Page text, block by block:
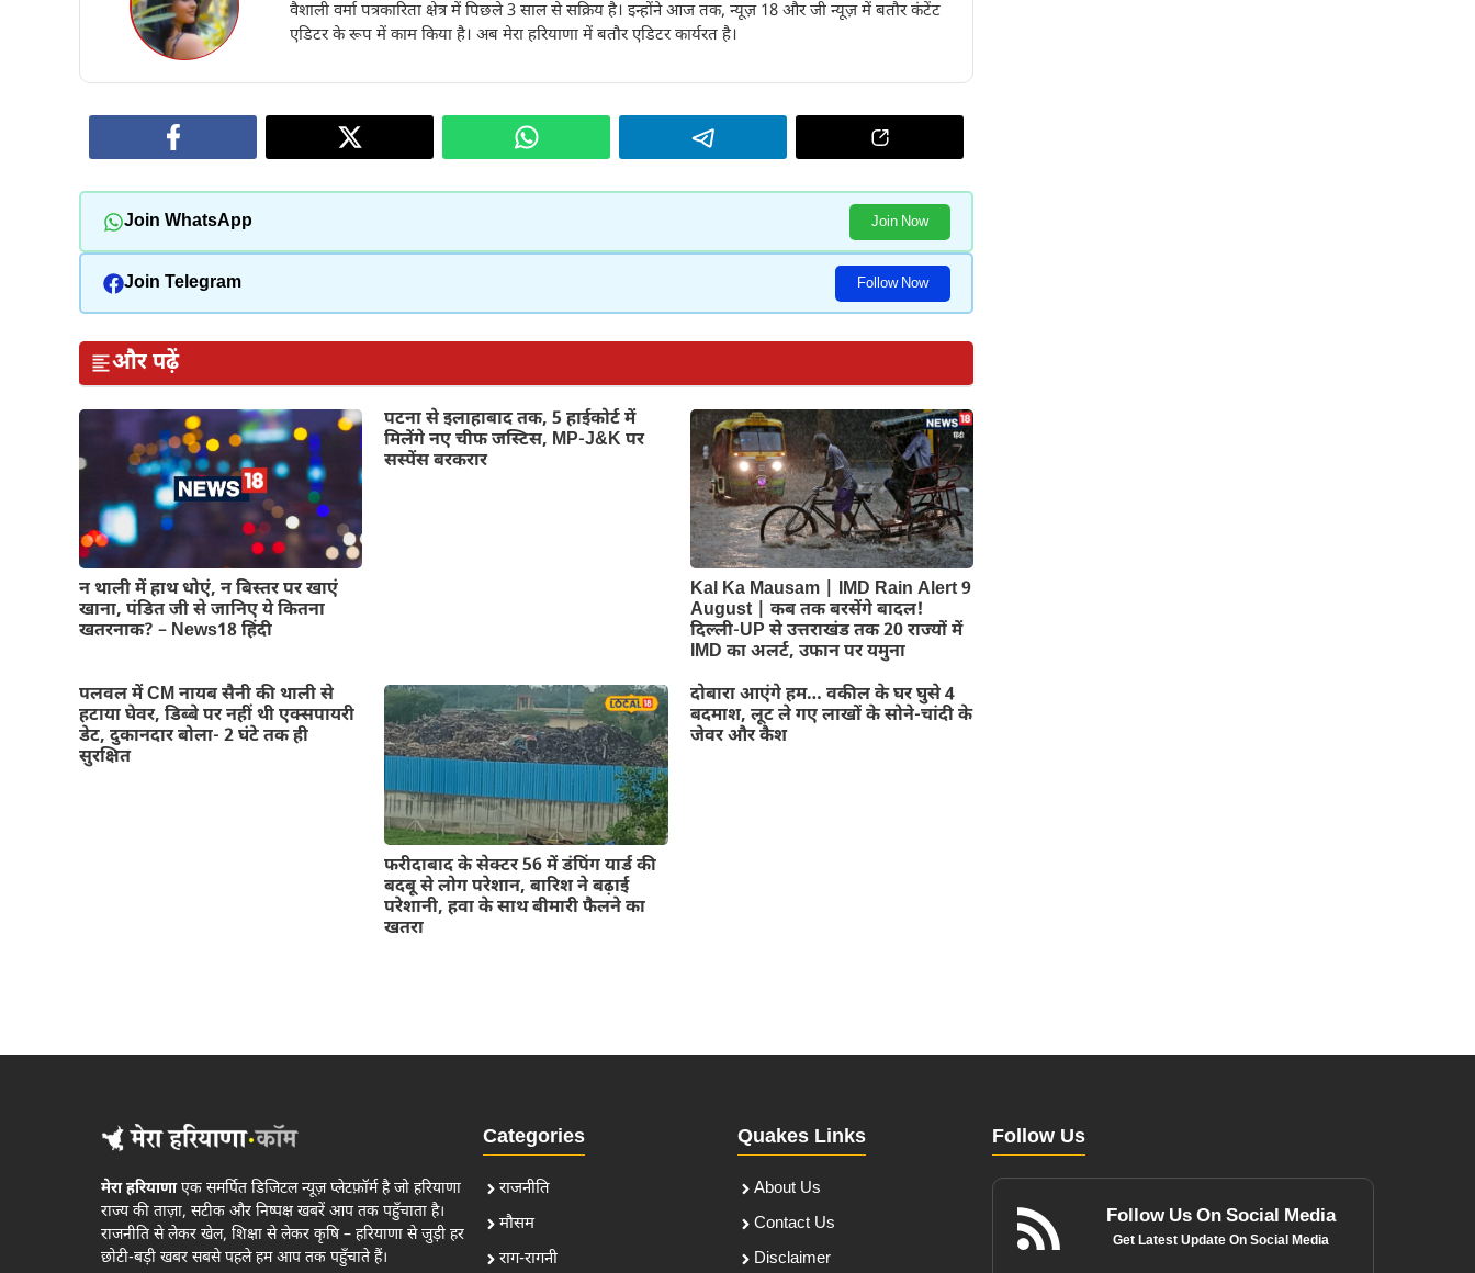
वैशाली वर्मा पत्रकारिता क्षेत्र में पिछले 3 साल से सक्रिय है। इन्होंने आज तक, न्यूज़ 18 और जी न्यूज़ में बतौर कंटेंट
एडिटर के रूप में काम किया है। अब मेरा हरियाणा में बतौर एडिटर कार्यरत है।
Join WhatsApp Join Now
Join Telegram Follow Now
और पढ़ें
न थाली में हाथ धोएं, न बिस्तर पर खाएं
खाना, पंडित जी से जानिए ये कितना
खतरनाक? – News18 हिंदी
पटना से इलाहाबाद तक, 5 हाईकोर्ट में
मिलेंगे नए चीफ जस्टिस, MP-J&K पर
सस्पेंस बरकरार
Kal Ka Mausam | IMD Rain Alert 9
August | कब तक बरसेंगे बादल!
दिल्ली-UP से उत्तराखंड तक 20 राज्यों में
IMD का अलर्ट, उफान पर यमुना
पलवल में CM नायब सैनी की थाली से
हटाया घेवर, डिब्बे पर नहीं थी एक्सपायरी
डेट, दुकानदार बोला- 2 घंटे तक ही
सुरक्षित
फरीदाबाद के सेक्टर 56 में डंपिंग यार्ड की
बदबू से लोग परेशान, बारिश ने बढ़ाई
परेशानी, हवा के साथ बीमारी फैलने का
खतरा
दोबारा आएंगे हम… वकील के घर घुसे 4
बदमाश, लूट ले गए लाखों के सोने-चांदी के
जेवर और कैश
मेरा हरियाणाएक समर्पित डिजिटल न्यूज़ प्लेटफ़ॉर्म है जो हरियाणा
राज्य की ताज़ा, सटीक और निष्पक्ष खबरें आप तक पहुँचाता है।
राजनीति से लेकर खेल, शिक्षा से लेकर कृषि – हरियाणा से जुड़ी हर
छोटी-बड़ी खबर सबसे पहले हम आप तक पहुँचाते हैं।
Categories
राजनीति
मौसम
राग-रागनी
Quakes Links
About Us
Contact Us
Disclaimer
Follow Us
Follow Us On Social Media
Get Latest Update On Social Media